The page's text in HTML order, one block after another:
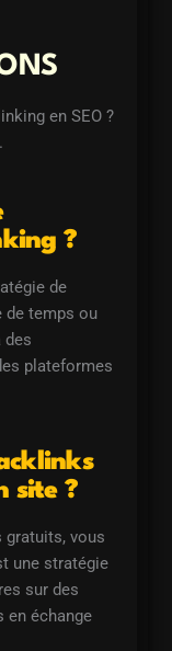
en SEO ?
?
de
de temps ou
des
plateformes
site ?
gratuits, vous
une stratégie
sur des
en échange